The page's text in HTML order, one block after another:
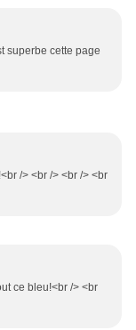
superbe cette page
/> <br /> <br /> <br
ce bleu!<br /> <br